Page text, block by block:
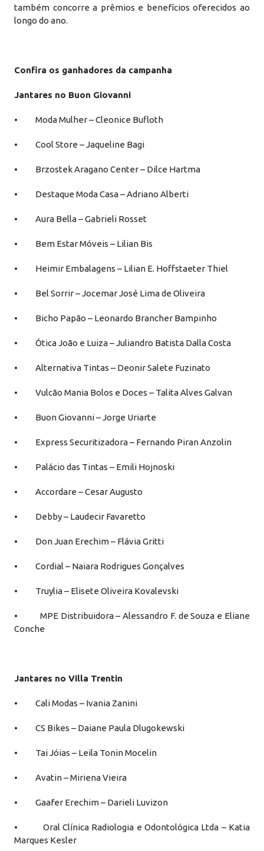
também concorre a prêmios e benefícios oferecidos ao
longo do ano.
Confira os ganhadores da campanha
Jantares no Buon Giovanni
• Moda Mulher – Cleonice Bufloth
• Cool Store – Jaqueline Bagi
• Brzostek Aragano Center – Dilce Hartma
• Destaque Moda Casa – Adriano Alberti
• Aura Bella – Gabrieli Rosset
• Bem Estar Móveis – Lilian Bis
• Heimir Embalagens – Lilian E. Hoffstaeter Thiel
• Bel Sorrir – Jocemar José Lima de Oliveira
• Bicho Papão – Leonardo Brancher Bampinho
• Ótica João e Luiza – Juliandro Batista Dalla Costa
• Alternativa Tintas – Deonir Salete Fuzinato
• Vulcão Mania Bolos e Doces – Talita Alves Galvan
• Buon Giovanni – Jorge Uriarte
• Express Securitizadora – Fernando Piran Anzolin
• Palácio das Tintas – Emili Hojnoski
• Accordare – Cesar Augusto
• Debby – Laudecir Favaretto
• Don Juan Erechim – Flávia Gritti
• Cordial – Naiara Rodrigues Gonçalves
• Truylia – Elisete Oliveira Kovalevski
• MPE Distribuidora – Alessandro F. de Souza e Eliane
Conche
Jantares no Villa Trentin
• Cali Modas – Ivania Zanini
• CS Bikes – Daiane Paula Dlugokewski
• Tai Jóias – Leila Tonin Mocelin
• Avatin – Miriena Vieira
• Gaafer Erechim – Darieli Luvizon
• Oral Clínica Radiologia e Odontológica Ltda – Katia
Marques Kesler